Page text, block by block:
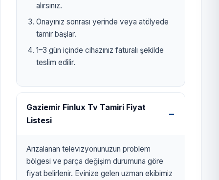
alırsınız.
Onayınız sonrası yerinde veya atölyede
tamir başlar.
1–3 gün içinde cihazınız faturalı şekilde
teslim edilir.
Gaziemir Finlux Tv Tamiri Fiyat
Listesi
Arızalanan televizyonunuzun problem
bölgesi ve parça değişim durumuna göre
fiyat belirlenir. Evinize gelen uzman ekibimiz